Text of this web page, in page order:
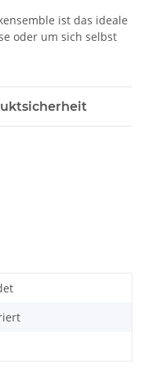
ist das ideale
oder um sich selbst